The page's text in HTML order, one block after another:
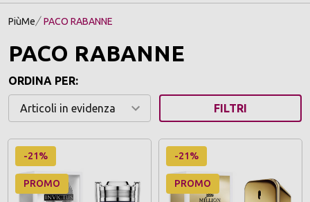
PiùMe PACO RABANNE
PACO RABANNE
ORDINA PER:
FILTRI
-21%
PROMO
-21%
PROMO